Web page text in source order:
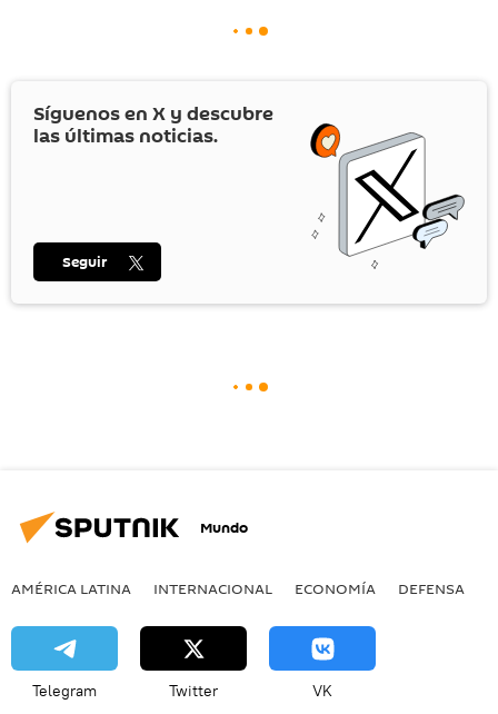
Síguenos en X y descubre
las últimas noticias.
Seguir
Mundo
AMÉRICA LATINA INTERNACIONAL ECONOMÍA DEFENSA
Telegram Twitter VK